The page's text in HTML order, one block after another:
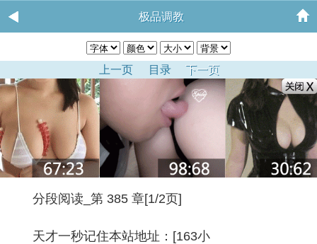
极品调教
上一页 目录 下一页
分段阅读_第 385 章[1/2页]
天才一秒记住本站地址：[163小